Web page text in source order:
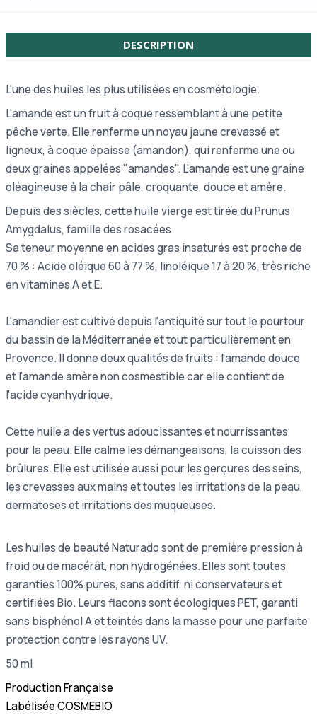
DESCRIPTION
L'une des huiles les plus utilisées en cosmétologie.
L'amande est un fruit à coque ressemblant à une petite
pêche verte. Elle renferme un noyau jaune crevassé et
ligneux, à coque épaisse (amandon), qui renferme une ou
deux graines appelées "amandes". L'amande est une graine
oléagineuse à la chair pâle, croquante, douce et amère.
Depuis des siècles, cette huile vierge est tirée du Prunus
Amygdalus, famille des rosacées.
Sa teneur moyenne en acides gras insaturés est proche de
70 % : Acide oléique 60 à 77 %, linoléique 17 à 20 %, très riche
en vitamines A et E.
L'amandier est cultivé depuis l'antiquité sur tout le pourtour
du bassin de la Méditerranée et tout particulièrement en
Provence. Il donne deux qualités de fruits : l'amande douce
et l'amande amère non cosmestible car elle contient de
l'acide cyanhydrique.
Cette huile a des vertus adoucissantes et nourrissantes
pour la peau. Elle calme les démangeaisons, la cuisson des
brûlures. Elle est utilisée aussi pour les gerçures des seins,
les crevasses aux mains et toutes les irritations de la peau,
dermatoses et irritations des muqueuses.
Les huiles de beauté Naturado sont de première pression à
froid ou de macérât, non hydrogénées. Elles sont toutes
garanties 100% pures, sans additif, ni conservateurs et
certifiées Bio. Leurs flacons sont écologiques PET, garanti
sans bisphénol A et teintés dans la masse pour une parfaite
protection contre les rayons UV.
50 ml
Production Française
Labélisée COSMEBIO